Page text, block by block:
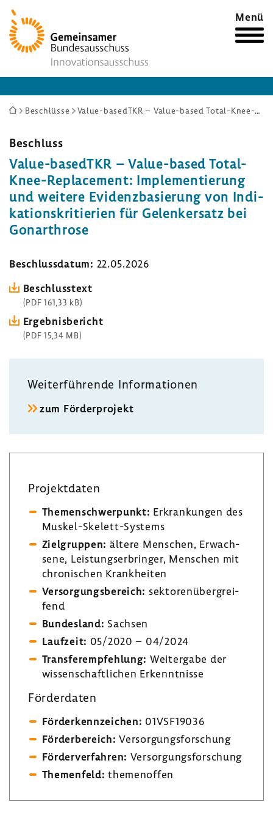
Zur
Startseite
Menü
Sie
hier:
Beschlüsse Value-basedTKR – Value-based Total-Knee-Replacement: Implementierung und weitere Evidenzbasierung von Indikationskritierien für Gelenkersatz bei Gonarthrose
Beschluss
Value-​basedTKR – Value-​based Total-​
Knee-Replacement: Imple­men­tie­rung
und weitere Evidenz­ba­sie­rung von Indi­
ka­ti­ons­kri­tie­rien für Gelenk­er­satz bei
Gonar­throse
Beschluss­datum: 22.05.2026
Beschluss­text
(PDF 161,33 kB)
Ergeb­nis­be­richt
(PDF 15,34 MB)
Weiter­füh­rende Infor­ma­tionen
zum Förder­pro­jekt
Projekt­daten
Themen­schwer­punkt: Erkran­kungen des
Muskel-​Skelett-Systems
Ziel­gruppen: ältere Menschen, Erwach­
sene, Leis­tungs­er­bringer, Menschen mit
chro­ni­schen Krank­heiten
Versor­gungs­be­reich: sekto­ren­über­grei­
fend
Bundes­land: Sachsen
Lauf­zeit: 05/2020 – 04/2024
Trans­fer­emp­feh­lung: Weiter­gabe der
wissen­schaft­li­chen Erkennt­nisse
Förder­daten
Förder­kenn­zei­chen: 01VSF19036
Förder­be­reich: Versor­gungs­for­schung
Förder­ver­fahren: Versor­gungs­for­schung
Themen­feld: themen­offen